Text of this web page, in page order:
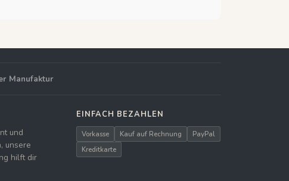
Manufaktur
und
unsere
hilft dir
EINFACH BEZAHLEN
Vorkasse Kauf auf Rechnung
PayPal
Kreditkarte